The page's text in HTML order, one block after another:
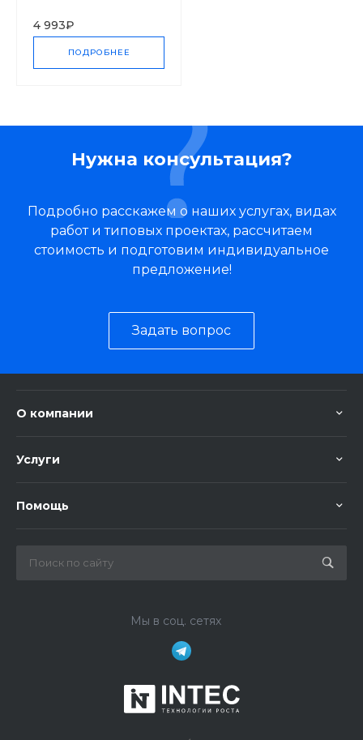
4 993₽
ПОДРОБНЕЕ
Нужна консультация?
Подробно расскажем о наших услугах, видах
работ и типовых проектах, рассчитаем
стоимость и подготовим индивидуальное
предложение!
Задать вопрос
О компании
Услуги
Помощь
Мы в соц. сетях